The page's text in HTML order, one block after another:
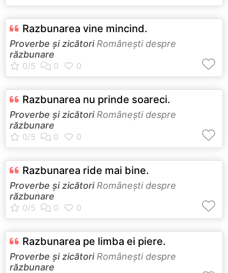
Razbunarea vine mincind.
Proverbe și zicătoriRomâneşti despre
răzbunare
Razbunarea nu prinde soareci.
Proverbe și zicătoriRomâneşti despre
răzbunare
Razbunarea ride mai bine.
Proverbe și zicătoriRomâneşti despre
răzbunare
Razbunarea pe limba ei piere.
Proverbe și zicătoriRomâneşti despre
răzbunare